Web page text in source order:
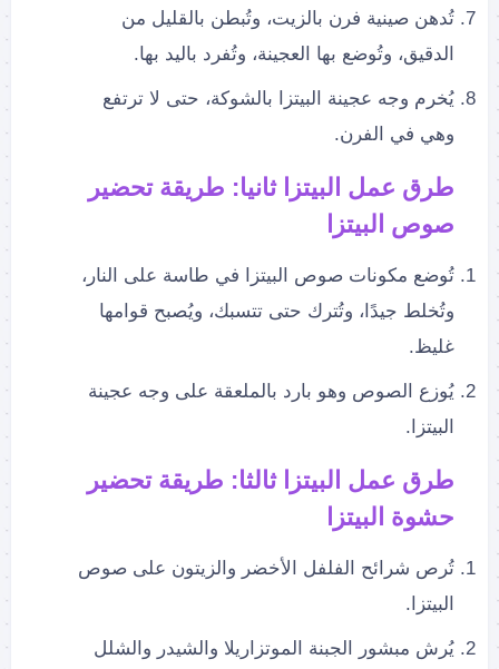
تُدهن صينية فرن بالزيت، وتُبطن بالقليل من
الدقيق، وتُوضع بها العجينة، وتُفرد باليد بها.
يُخرم وجه عجينة البيتزا بالشوكة، حتى لا ترتفع
وهي في الفرن.
طرق عمل البيتزا ثانيا: طريقة تحضير
صوص البيتزا
تُوضع مكونات صوص البيتزا في طاسة على النار،
وتُخلط جيدًا، وتُترك حتى تتسبك، ويُصبح قوامها
غليظ.
يُوزع الصوص وهو بارد بالملعقة على وجه عجينة
البيتزا.
طرق عمل البيتزاثالثا: طريقة تحضير
حشوة البيتزا
تُرص شرائح الفلفل الأخضر والزيتون على صوص
البيتزا.
يُرش مبشور الجبنة الموتزاريلا والشيدر والشلل